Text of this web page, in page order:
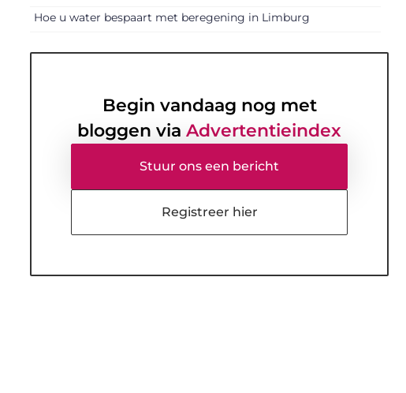
Hoe u water bespaart met beregening in Limburg
Begin vandaag nog met
bloggen via Advertentieindex
Stuur ons een bericht
Registreer hier